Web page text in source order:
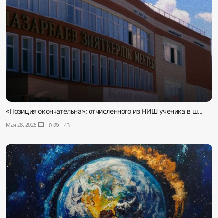
«Позиция окончательна»: отчисленного из НИШ ученика в ш...
Мая 28, 2025 chat_bubble 0 visibility 43